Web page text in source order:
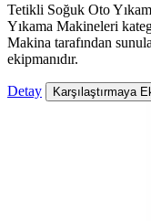
Tetikli Soğuk Oto
Yıkama Makineleri
Makina tarafından
ekipmanıdır.
Detay Karşılaştırmaya